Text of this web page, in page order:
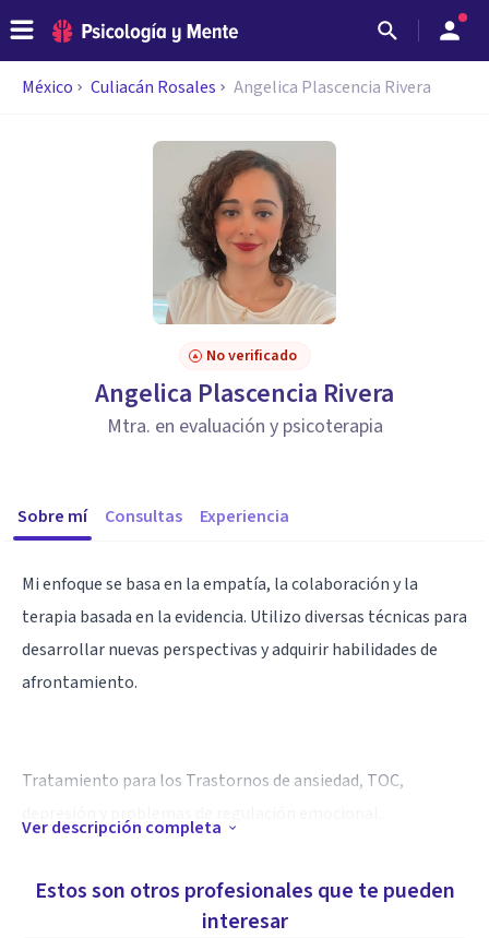
México Culiacán Rosales Angelica Plascencia Rivera
No verificado
Angelica Plascencia Rivera
Mtra. en evaluación y psicoterapia
Sobre mí Consultas Experiencia
Mi enfoque se basa en la empatía, la colaboración y la
terapia basada en la evidencia. Utilizo diversas técnicas para
desarrollar nuevas perspectivas y adquirir habilidades de
afrontamiento.
Tratamiento para los Trastornos de ansiedad, TOC,
Licenciatura en psicología con acentuación en evaluación y
Ver descripción completa
Estos son otros profesionales que te pueden
interesar